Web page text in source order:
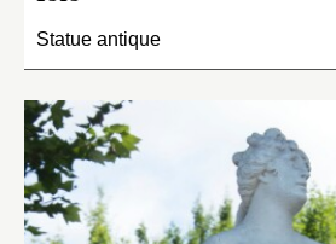
Statue antique